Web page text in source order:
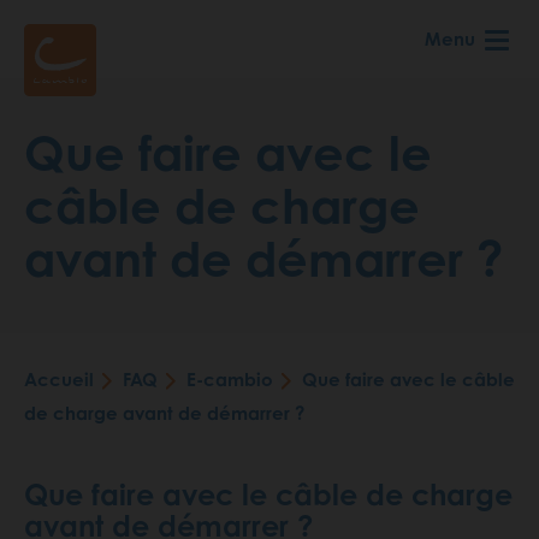
Menu
Que faire avec le
câble de charge
avant de démarrer ?
Fil
d'Ariane
Accueil FAQ E-cambio
Que faire avec le câble
de charge avant de démarrer ?
Que faire avec le câble de charge
avant de démarrer ?